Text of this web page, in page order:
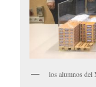
los alumnos del